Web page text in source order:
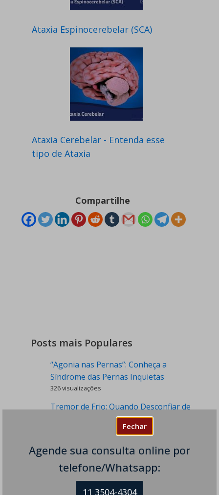
Fechar
Agende sua consulta online por
telefone/Whatsapp:
11 3504-4304
Ataxia Espinocerebelar (SCA)
Ataxia Cerebelar - Entenda esse
tipo de Ataxia
Compartilhe
Posts mais Populares
“Agonia nas Pernas”: Conheça a
Síndrome das Pernas Inquietas
326 visualizações
Tremor de Frio: Quando Desconfiar de
uma Condição Neurológica?
Dormência nas Pernas - Sintomas e
252 visualizações
Tique Nervoso e Cacoete - Há